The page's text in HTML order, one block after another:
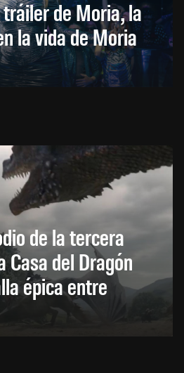
de Moria, la
la vida de Moria
de la tercera
Casa del Dragón
épica entre